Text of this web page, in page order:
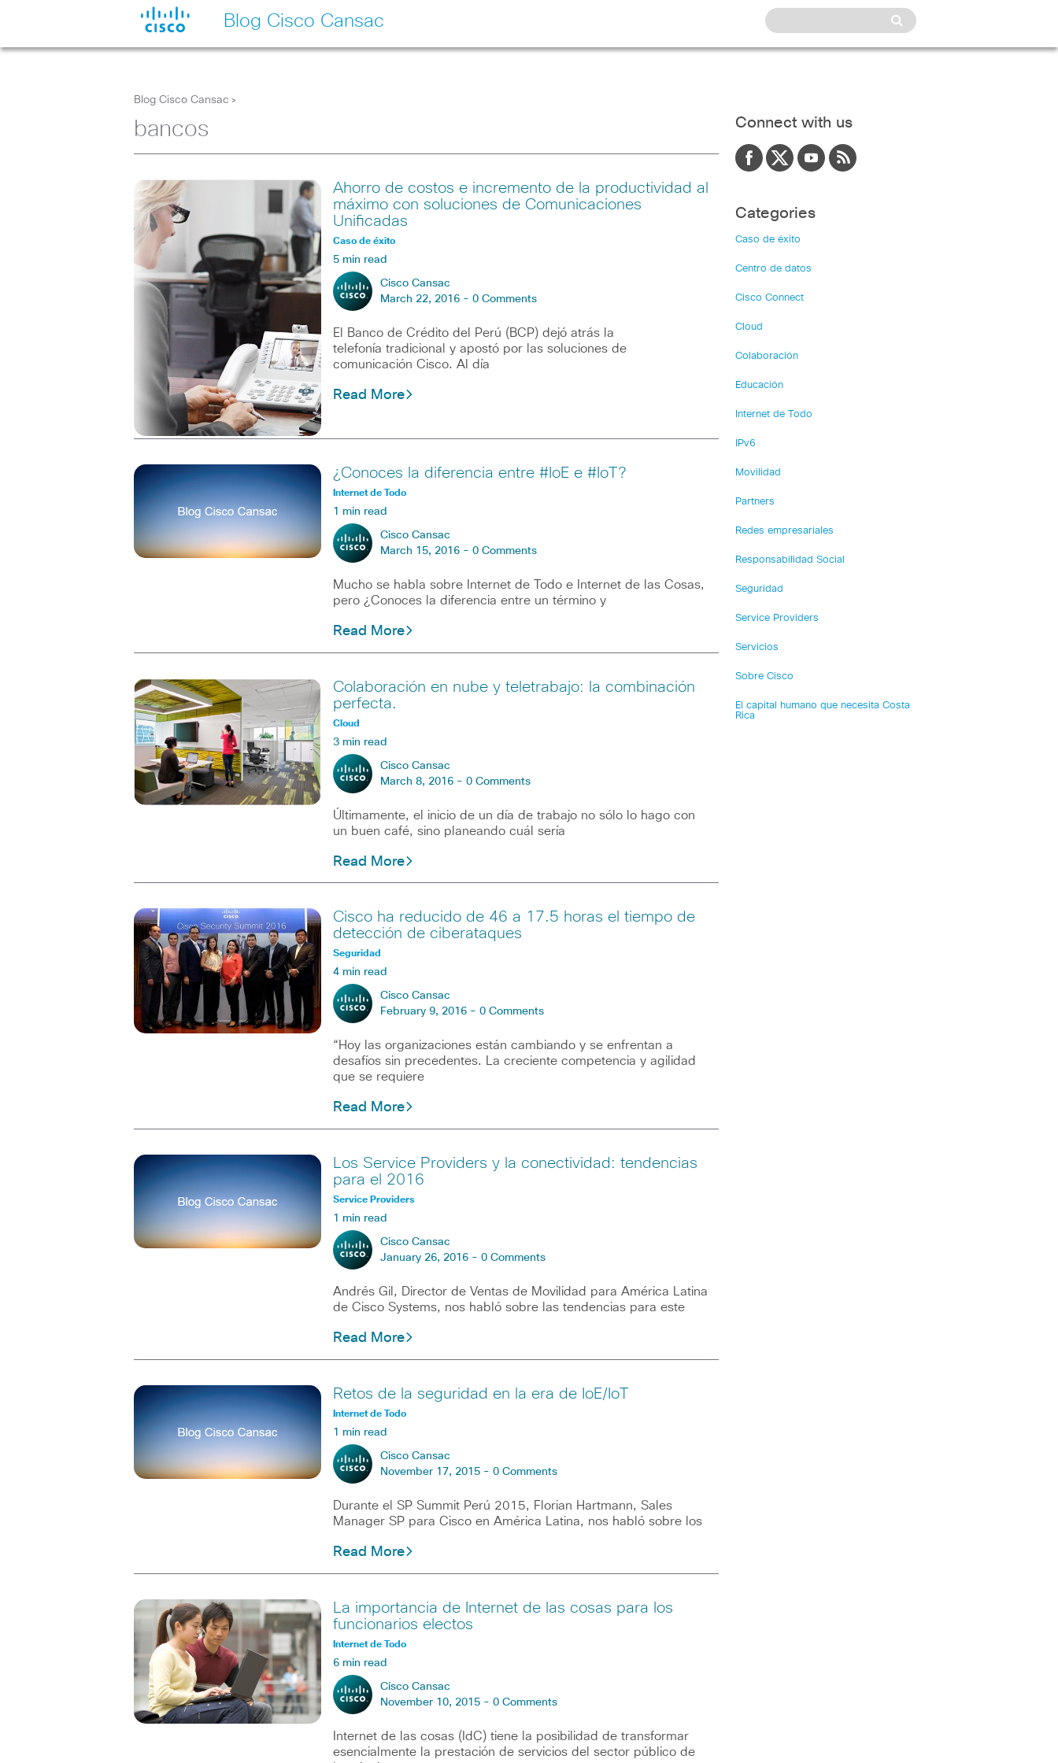
Blog Cisco Cansac
Blog Cisco Cansac >
bancos
Ahorro de costos e incremento de la productividad al
máximo con soluciones de Comunicaciones
Unificadas
Caso de éxito
5 min read
Cisco Cansac
March 22, 2016 - 0 Comments
El Banco de Crédito del Perú (BCP) dejó atrás la
telefonía tradicional y apostó por las soluciones de
comunicación Cisco. Al día
Read More
¿Conoces la diferencia entre #IoE e #IoT?
Internet de Todo
1 min read
Cisco Cansac
March 15, 2016 - 0 Comments
Mucho se habla sobre Internet de Todo e Internet de las Cosas,
pero ¿Conoces la diferencia entre un término y
Read More
Colaboración en nube y teletrabajo: la combinación
perfecta.
Cloud
3 min read
Cisco Cansac
March 8, 2016 - 0 Comments
Últimamente, el inicio de un día de trabajo no sólo lo hago con
un buen café, sino planeando cuál sería
Read More
Cisco ha reducido de 46 a 17.5 horas el tiempo de
detección de ciberataques
Seguridad
4 min read
Cisco Cansac
February 9, 2016 - 0 Comments
“Hoy las organizaciones están cambiando y se enfrentan a
desafíos sin precedentes. La creciente competencia y agilidad
que se requiere
Read More
Los Service Providers y la conectividad: tendencias
para el 2016
Service Providers
1 min read
Cisco Cansac
January 26, 2016 - 0 Comments
Andrés Gil, Director de Ventas de Movilidad para América Latina
de Cisco Systems, nos habló sobre las tendencias para este
Read More
Retos de la seguridad en la era de IoE/IoT
Internet de Todo
1 min read
Cisco Cansac
November 17, 2015 - 0 Comments
Durante el SP Summit Perú 2015, Florian Hartmann, Sales
Manager SP para Cisco en América Latina, nos habló sobre los
Read More
La importancia de Internet de las cosas para los
funcionarios electos
Internet de Todo
6 min read
Cisco Cansac
November 10, 2015 - 0 Comments
Internet de las cosas (IdC) tiene la posibilidad de transformar
esencialmente la prestación de servicios del sector público de
Connect with us
Categories
Caso de éxito
Centro de datos
Cisco Connect
Cloud
Colaboración
Educación
Internet de Todo
IPv6
Movilidad
Partners
Redes empresariales
Responsabilidad Social
Seguridad
Service Providers
Servicios
Sobre Cisco
El capital humano que necesita Costa
Rica